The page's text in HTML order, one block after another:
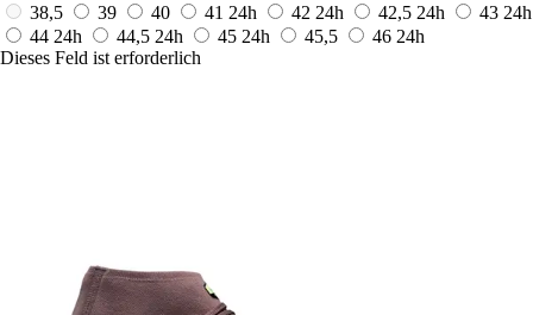
38,5
39 40 41 24h 42 24h 42,5 24h 43 24h
44 24h 44,5 24h 45 24h 45,5 46 24h
Dieses Feld ist erforderlich